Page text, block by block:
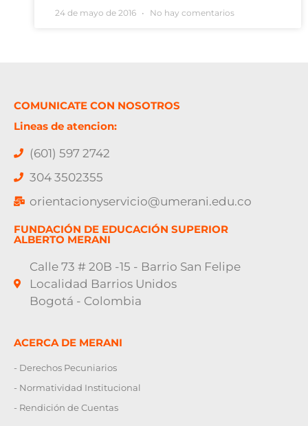
24 de mayo de 2016 No hay comentarios
COMUNICATE CON NOSOTROS
Lineas de atencion:
(601) 597 2742
304 3502355
orientacionyservicio@umerani.edu.co
FUNDACIÓN DE EDUCACIÓN SUPERIOR
ALBERTO MERANI
Calle 73 # 20B -15 - Barrio San Felipe
Localidad Barrios Unidos
Bogotá - Colombia
ACERCA DE MERANI
- Derechos Pecuniarios
- Normatividad Institucional
- Rendición de Cuentas